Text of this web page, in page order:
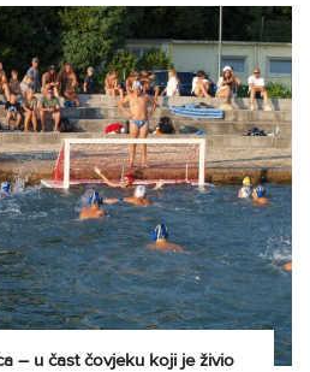
– u čast čovjeku koji je živio